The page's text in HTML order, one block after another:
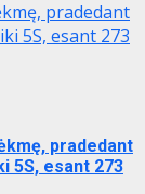
pradedant
5S, esant 273
pradedant
5S, esant 273